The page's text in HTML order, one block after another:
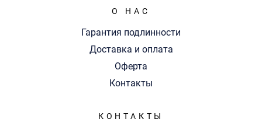
О НАС
Гарантия подлинности
Доставка и оплата
Оферта
Контакты
КОНТАКТЫ